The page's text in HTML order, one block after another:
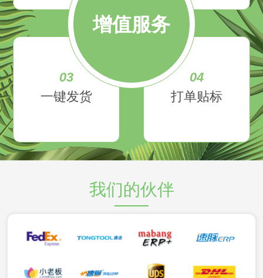
增值服务
03
一键发货
04
打单贴标
我们的伙伴